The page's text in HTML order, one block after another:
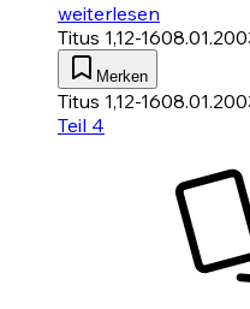
weiterlesen
Titus 1,12-16
Merken
Titus 1,12-16
Teil 4